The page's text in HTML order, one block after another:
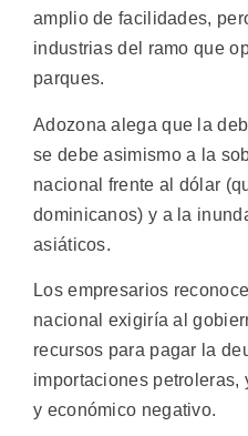
amplio de facilidades,
industrias del ramo que
parques.
Adozona alega que la
se debe asimismo a la
nacional frente al dólar
dominicanos) y a la
asiáticos.
Los empresarios
nacional exigiría al
recursos para pagar la
importaciones petroleras,
y económico negativo.